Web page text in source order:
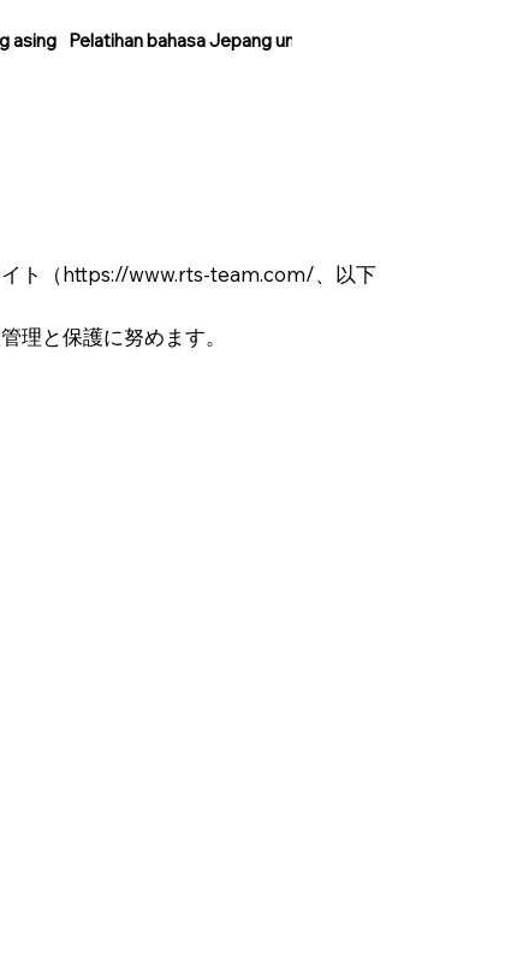
asing Pelatihan bahasa Jepang untuk orang asing
ト（https://www.rts-team.com/、以下
理と保護に努めます。